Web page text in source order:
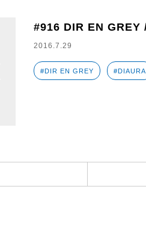
#916 DIR EN
2016.7.29
#DIR EN GREY #DIAURA